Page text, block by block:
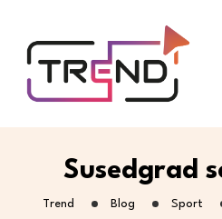
Susedgrad
Trend Blog Sport